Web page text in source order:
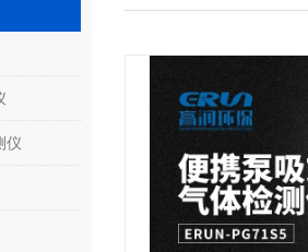
仪